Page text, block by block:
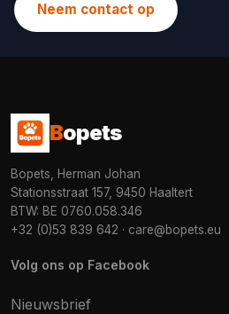
Neem contact op
Bopets
Bopets, Herman Johan
Stationsstraat 157, 9450 Haaltert
BTW: BE 0760.058.346
+32 (0)53 839 642 · care@bopets.eu
Volg ons op Facebook
Nieuwsbrief